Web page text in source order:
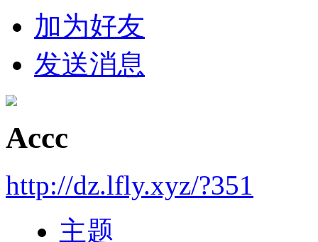
加为好友
发送消息
Accc
http://dz.lfly.xyz/?351
主题